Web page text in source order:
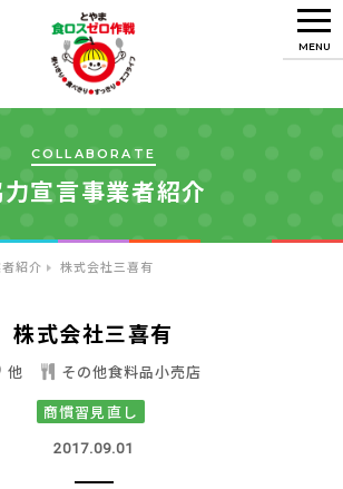
MENU
COLLABORATE
宣言事業者紹介
紹介 株式会社三喜有
株式会社三喜有
他
その他食料品小売店
商慣習見直し
2017.09.01